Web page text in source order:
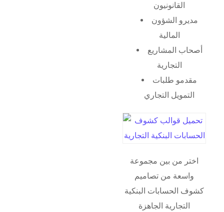
القانونيون
مديرو الشؤون
المالية
أصحاب المشاريع
التجارية
مقدمو طلبات
التمويل التجاري
اختر من بين مجموعة
واسعة من تصاميم
كشوف الحسابات البنكية
التجارية الجاهزة